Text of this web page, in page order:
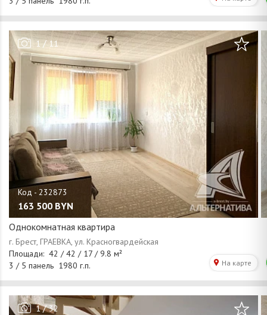
1/11
163 500 BYN
Однокомнатная квартира
1/32